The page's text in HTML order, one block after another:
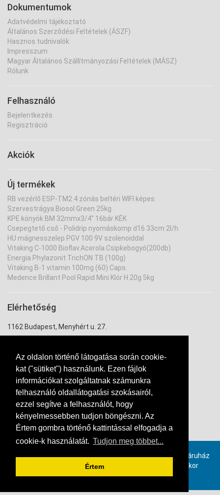
Az oldalon történő látogatása során cookie-
kat ("sütiket") használunk. Ezen fájlok
információkat szolgáltatnak számunkra
felhasználó oldallátogatási szokásairól,
ezzel segítve a felhasználót, hogy
kényelmessebben tudjon böngészni. Az
Értem gombra történő kattintással elfogadja a
cookie-k használatát. Tudjon meg többet...
Értem
Dokumentumok
Adatvédelmi tájékoztató
Általános Szerződési Feltételek (ÁSZF)
Hasznos tudnivalók
Impresszum
Magyar Általános Szállítmányozási Feltételek (MÁSZ)
Rólunk
Felhasználó
Bejelentkezés
Regisztráció
Akciók
Új termékek
RB vezérlő ESP-TM2 4 zónás beltéri WIFI képes
Szervestrágya Biosol Green 25kg
KPE könyök BM 32mmx3/4" 16bár KÉK
Csepegtető cső - Polidrip nyomáskomp d16 33cm 2l/h
HU mágnesszelep PGV 100 9V szolenoiddal
Vitaking C-1000 Bioflav.Acerola.Csipkebogyó(200db)
Energia Phylazonit TrichON TB (100g)
Vitaking B-1 vitamin 100mg (60) Caps.
Medence Brillant Pool Rapid Mini Klór H 20g 5kg
Elérhetőség
1162 Budapest, Menyhért u. 27.
+36 20 334 7943
Provimax számlázó szoftverrel, online összekötött webáruház
rendszer. Ha ön is szeretne hasonló webáruházat, akkor
kattintson ide!